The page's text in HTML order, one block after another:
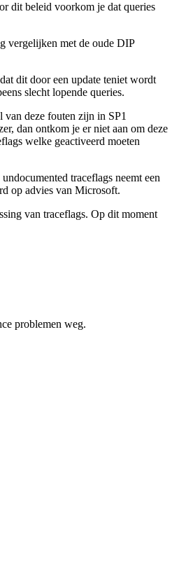
dit beleid voorkom je dat queries
vergelijken met de oude DIP
dit door een update teniet wordt
slecht lopende queries.
van deze fouten zijn in SP1
dan ontkom je er niet aan om deze
welke geactiveerd moeten
traceflags neemt een
op advies van Microsoft.
van traceflags. Op dit moment
problemen weg.